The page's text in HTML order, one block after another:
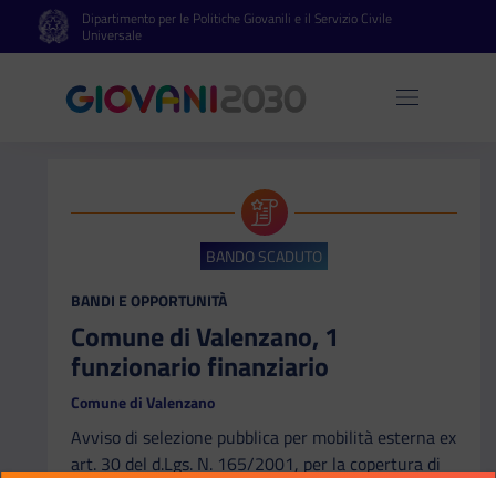
Vai al contenuto principale
Vai al footerDipartimento per le Politiche Giovanili e il Servizio Civile
Universale
Apri
BANDO SCADUTO
CATEGORIA:
BANDI E OPPORTUNITÀ
Comune di Valenzano, 1
funzionario finanziario
Comune di Valenzano
Avviso di selezione pubblica per mobilità esterna ex
art. 30 del d.Lgs. N. 165/2001, per la copertura di